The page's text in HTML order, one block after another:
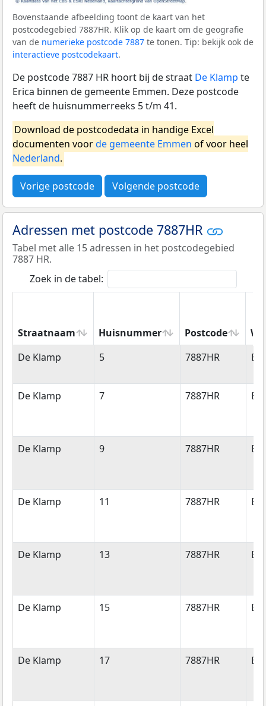
Bovenstaande afbeelding toont de kaart van het
postcodegebied 7887HR. Klik op de kaart om de geografie
van de numerieke postcode 7887 te tonen. Tip: bekijk ook de
interactieve postcodekaart.
De postcode 7887 HR hoort bij de straat De Klamp te
Erica binnen de gemeente Emmen. Deze postcode
heeft de huisnummerreeks 5 t/m 41.
Download de postcodedata in handige Excel
documenten voorde gemeente Emmen of voor heel
Nederland.
Vorige postcode Volgende postcode
Adressen met postcode 7887HR
Tabel met alle 15 adressen in het postcodegebied
7887 HR.
Zoek in de tabel:
Straatnaam Huisnummer Postcode
Straatnaam
Huisnummer Postcode
De Klamp 5 7887HR
De Klamp 7 7887HR
De Klamp 9 7887HR
De Klamp 11 7887HR
De Klamp 13 7887HR
De Klamp 15 7887HR
De Klamp 17 7887HR